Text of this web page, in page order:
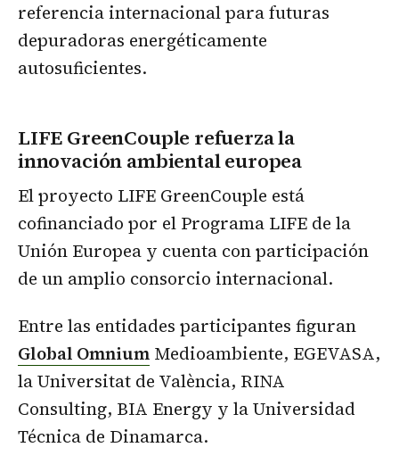
referencia internacional para futuras
depuradoras energéticamente
autosuficientes.
LIFE GreenCouple refuerza la
innovación ambiental europea
El proyecto LIFE GreenCouple está
cofinanciado por el Programa LIFE de la
Unión Europea y cuenta con participación
de un amplio consorcio internacional.
Entre las entidades participantes figuran
Global Omnium Medioambiente, EGEVASA,
la Universitat de València, RINA
Consulting, BIA Energy y la Universidad
Técnica de Dinamarca.